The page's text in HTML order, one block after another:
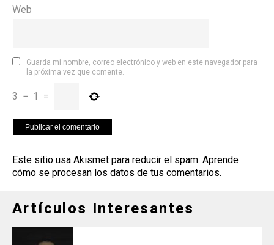
Web
Guarda mi nombre, correo electrónico y web en este navegador para
la próxima vez que comente.
3 − 1 =
Este sitio usa Akismet para reducir el spam. Aprende
cómo se procesan los datos de tus comentarios.
Artículos Interesantes